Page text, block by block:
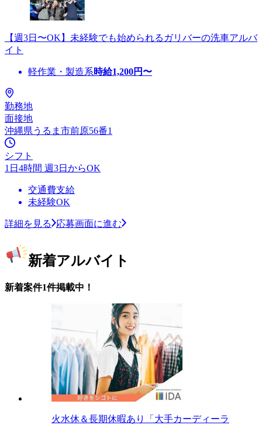
【週3日〜OK】未経験でも始められるガリバーの洗車アルバ
イト
軽作業・製造系時給1,200円〜
勤務地
面接地
沖縄県うるま市前原56番1
シフト
1日4時間 週3日からOK
交通費支給
未経験OK
詳細を見る 応募画面に進む
新着アルバイト
新着案件1件掲載中！
火水休＆長期休暇あり「大手カーディーラ